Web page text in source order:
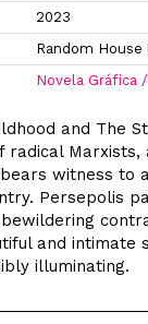
2023
Random House
Novela Gráfica
and The
radical
witness to
Persepolis
and
illuminating.